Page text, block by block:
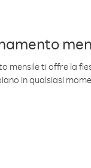
mensile ti offre la
in qualsiasi